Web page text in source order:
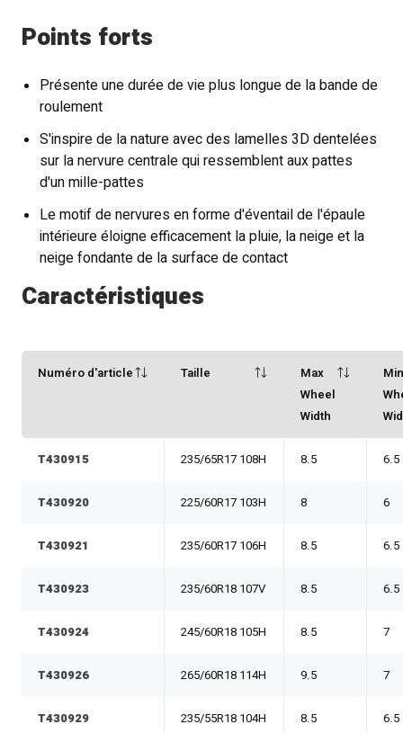
Points forts
Présente une durée de vie plus longue de la bande de
roulement
S'inspire de la nature avec des lamelles 3D dentelées
sur la nervure centrale qui ressemblent aux pattes
d'un mille-pattes
Le motif de nervures en forme d'éventail de l'épaule
intérieure éloigne efficacement la pluie, la neige et la
neige fondante de la surface de contact
Caractéristiques
Numéro d'article Taille
Max
Wheel
Width
T430915 235/65R17 108H 8.5 6.5
T430920 225/60R17 103H 8 6
T430921 235/60R17 106H 8.5 6.5
T430923 235/60R18 107V 8.5 6.5
T430924 245/60R18 105H 8.5 7
T430926 265/60R18 114H 9.5 7
T430929 235/55R18 104H 8.5 6.5